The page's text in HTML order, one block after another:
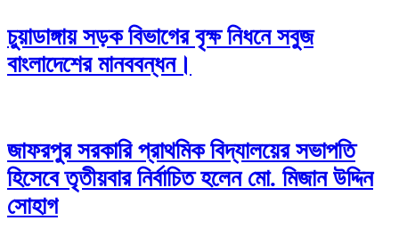
চুয়াডাঙ্গায় সড়ক বিভাগের বৃক্ষ নিধনে সবুজ
বাংলাদেশের মানববন্ধন।
জাফরপুর সরকারি প্রাথমিক বিদ্যালয়ের সভাপতি
হিসেবে তৃতীয়বার নির্বাচিত হলেন মো. মিজান উদ্দিন
সোহাগ